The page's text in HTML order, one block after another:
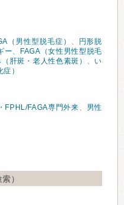
（男性型脱毛症） 、
円形脱
ー、
FAGA（女性男性型脱毛
（肝斑・老人性色素斑） 、 い
）
FPHL/FAGA専門外来、 男性
）